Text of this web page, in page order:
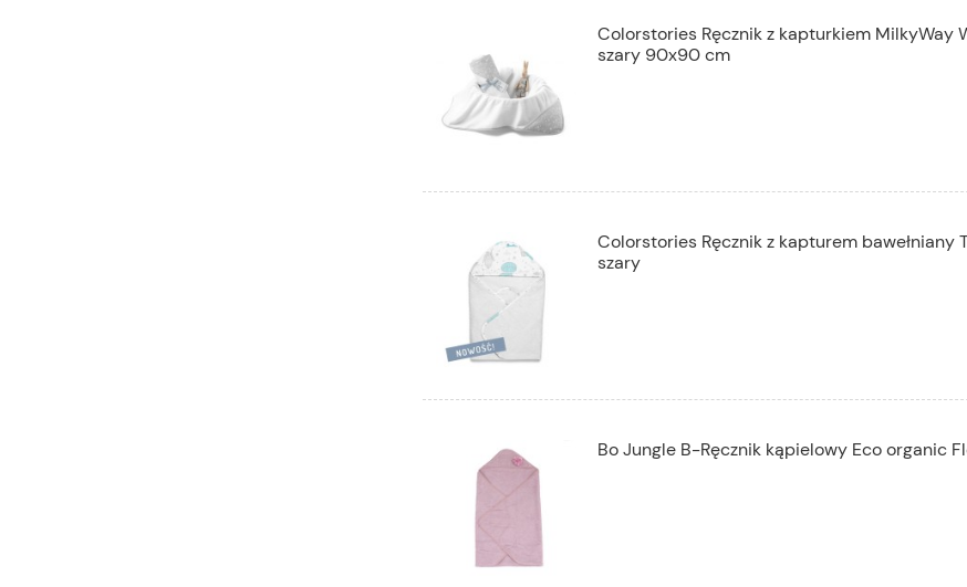
Colorstories Ręcznik z kapturkiem MilkyWay
szary 90x90 cm
Colorstories Ręcznik z kapturem bawełniany
szary
Bo Jungle B-Ręcznik kąpielowy Eco organic